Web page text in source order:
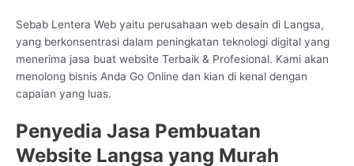
Sebab Lentera Web yaitu perusahaan web desain di Langsa,
yang berkonsentrasi dalam peningkatan teknologi digital yang
menerima jasa buat website Terbaik & Profesional. Kami akan
menolong bisnis Anda Go Online dan kian di kenal dengan
capaian yang luas.
Penyedia Jasa Pembuatan
Website Langsa yang Murah